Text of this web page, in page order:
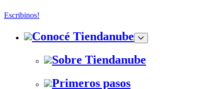
Escribinos!
Conocé Tiendanube
Sobre Tiendanube
Primeros pasos